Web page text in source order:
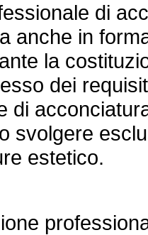
di
anche in
la
dei
di
svolgere
estetico.